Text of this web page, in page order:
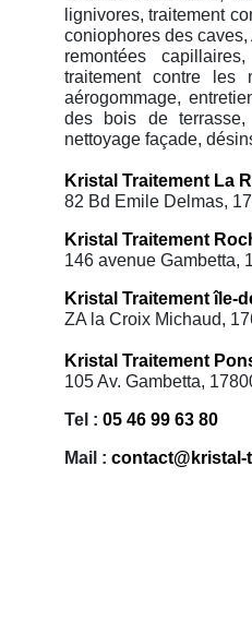
lignivores, traitement
coniophores des
remontées
traitement contre les
aérogommage,
des bois de terrasse,
nettoyage façade,
Kristal Traitement La
82 Bd Emile Delmas,
Kristal Traitement
146 avenue Gambetta,
Kristal Traitement île-
ZA la Croix Michaud,
Kristal Traitement
105 Av. Gambetta,
Tel : 05 46 99 63 80
Mail : contact@kristal-